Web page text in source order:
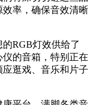
率，确保音效清晰
RGB灯效供给了
的音箱，特别正在
逛戏、音乐和片子